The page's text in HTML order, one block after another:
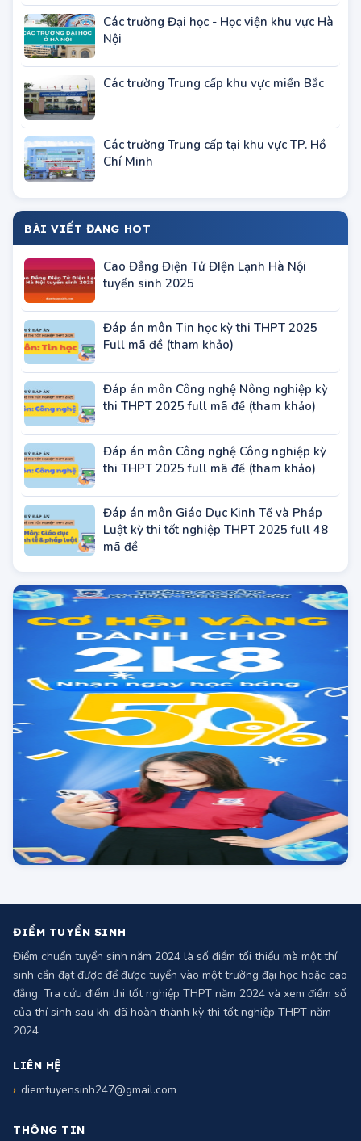
Các trường Đại học - Học viện khu vực Hà
Nội
Các trường Trung cấp khu vực miền Bắc
Các trường Trung cấp tại khu vực TP. Hồ
Chí Minh
BÀI VIẾT ĐANG HOT
Cao Đẳng Điện Tử ĐIện Lạnh Hà Nội
tuyển sinh 2025
Đáp án môn Tin học kỳ thi THPT 2025
Full mã đề (tham khảo)
Đáp án môn Công nghệ Nông nghiệp kỳ
thi THPT 2025 full mã đề (tham khảo)
Đáp án môn Công nghệ Công nghiệp kỳ
thi THPT 2025 full mã đề (tham khảo)
Đáp án môn Giáo Dục Kinh Tế và Pháp
Luật kỳ thi tốt nghiệp THPT 2025 full 48
mã đề
ĐIỂM TUYỂN SINH
Điểm chuẩn tuyển sinh năm 2024 là số điểm tối thiểu mà một thí
sinh cần đạt được để được tuyển vào một trường đại học hoặc cao
đẳng. Tra cứu điểm thi tốt nghiệp THPT năm 2024 và xem điểm số
của thí sinh sau khi đã hoàn thành kỳ thi tốt nghiệp THPT năm
2024
LIÊN HỆ
diemtuyensinh247@gmail.com
THÔNG TIN